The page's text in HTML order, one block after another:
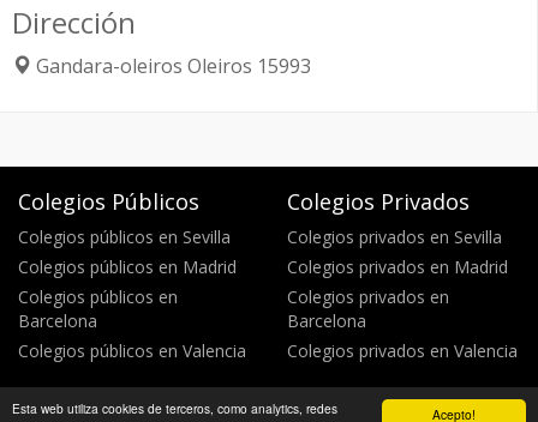
Acepto!
Esta web utiliza cookies de terceros, como analytics, redes
Dirección
Gandara-oleiros Oleiros 15993
Colegios Públicos
Colegios públicos en Sevilla
Colegios públicos en Madrid
Colegios públicos en
Barcelona
Colegios públicos en Valencia
Colegios Privados
Colegios privados en Sevilla
Colegios privados en Madrid
Colegios privados en
Barcelona
Colegios privados en Valencia